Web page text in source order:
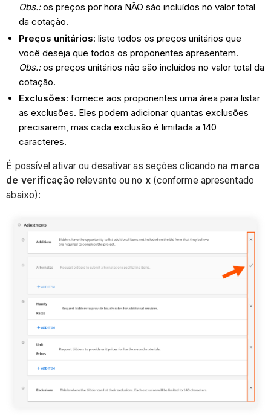
Obs.:os preços por hora NÃO são incluídos no valor total
da cotação.
Preços unitários: liste todos os preços unitários que
você deseja que todos os proponentes apresentem.
Obs.:os preços unitários não são incluídos no valor total da
cotação.
Exclusões: fornece aos proponentes uma área para listar
as exclusões. Eles podem adicionar quantas exclusões
precisarem, mas cada exclusão é limitada a 140
caracteres.
É possível ativar ou desativar as seções clicando na marca
de verificação relevante ou no x(conforme apresentado
abaixo):